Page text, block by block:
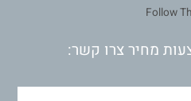
מחיר צרו קשר: